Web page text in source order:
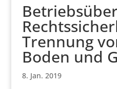
Trennung
Boden und
8. Jan. 2019